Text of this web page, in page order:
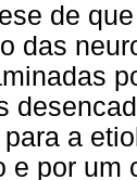
de
das
a
e por um